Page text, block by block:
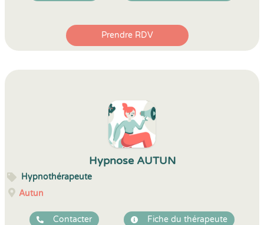
Prendre RDV
Hypnose AUTUN
Hypnothérapeute
Autun
Contacter Fiche du thérapeute